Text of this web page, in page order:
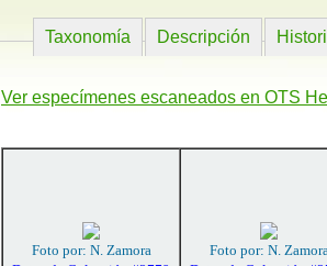
Taxonomía Descripción
Ver especímenes escaneados en OTS
Foto por: N. Zamora
Foto por: N.